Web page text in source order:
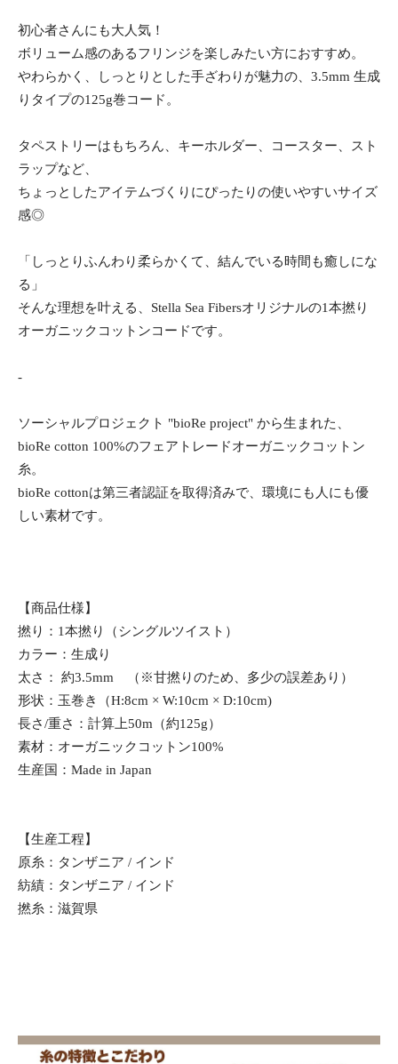
初心者さんにも大人気！
ボリューム感のあるフリンジを楽しみたい方におすすめ。
やわらかく、しっとりとした手ざわりが魅力の、3.5mm 生成
りタイプの125g巻コード。
タペストリーはもちろん、キーホルダー、コースター、スト
ラップなど、
ちょっとしたアイテムづくりにぴったりの使いやすいサイズ
感◎
「しっとりふんわり柔らかくて、結んでいる時間も癒しにな
る」
そんな理想を叶える、Stella Sea Fibersオリジナルの1本撚り
オーガニックコットンコードです。
-
ソーシャルプロジェクト "bioRe project" から生まれた、
bioRe cotton 100%のフェアトレードオーガニックコットン
糸。
bioRe cottonは第三者認証を取得済みで、環境にも人にも優
しい素材です。
【商品仕様】
撚り：1本撚り（シングルツイスト）
カラー：生成り
太さ： 約3.5mm （※甘撚りのため、多少の誤差あり）
形状：玉巻き（H:8cm × W:10cm × D:10cm)
長さ/重さ：計算上50m（約125g）
素材：オーガニックコットン100%
生産国：Made in Japan
【生産工程】
原糸：タンザニア / インド
紡績：タンザニア / インド
撚糸：滋賀県